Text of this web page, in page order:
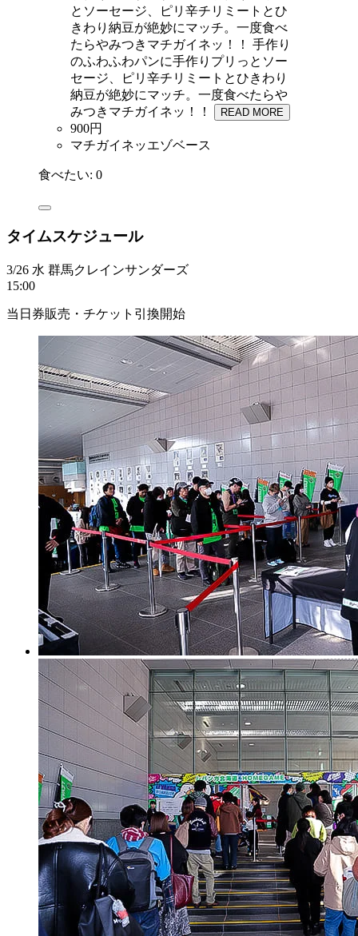
とソーセージ、ピリ辛チリミートとひ
きわり納豆が絶妙にマッチ。一度食べ
たらやみつきマチガイネッ！！
手作り
のふわふわパンに手作りプリっとソー
セージ、ピリ辛チリミートとひきわり
納豆が絶妙にマッチ。一度食べたらや
みつきマチガイネッ！！
READ MORE
900円
マチガイネッエゾベース
食べたい: 0
タイムスケジュール
3/26 水 群馬クレインサンダーズ
15:00
当日券販売・チケット引換開始